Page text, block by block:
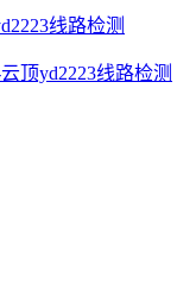
线路检测
顶yd2223线路检测